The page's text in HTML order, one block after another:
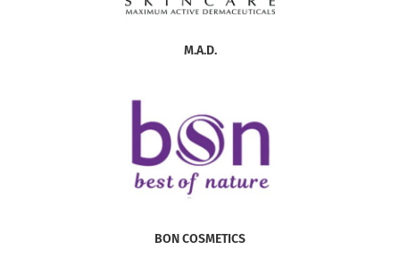
M.A.D.
BON СOSMETICS